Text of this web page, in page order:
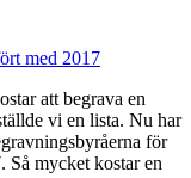
med 2017
att begrava en
vi en lista. Nu har
för
Så mycket kostar en